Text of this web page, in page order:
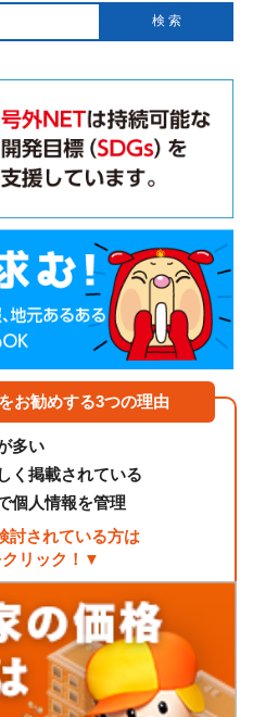
お勧めする3つの理由
多い
く掲載されている
個人情報を管理
討されている方は
リック！▼